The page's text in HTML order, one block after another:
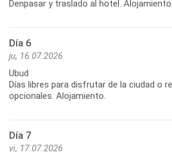
Denpasar y traslado al hotel. Alojamiento.
Día 6
ju, 16.07.2026
Ubud
Días libres para disfrutar de la ciudad o
opcionales. Alojamiento.
Día 7
vi, 17.07.2026